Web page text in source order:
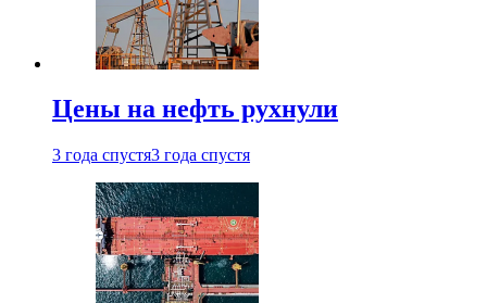
Цены на нефть рухнули
3 года спустя3 года спустя